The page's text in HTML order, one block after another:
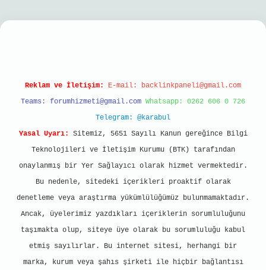
giriş
Reklam ve İletişim: E-mail: backlinkpaneli@gmail.com
Teams: forumhizmeti@gmail.com Whatsapp: 0262 606 0 726
Telegram: @karabul
Yasal Uyarı:
Sitemiz, 5651 Sayılı Kanun gereğince Bilgi
Teknolojileri ve İletişim Kurumu (BTK) tarafından
onaylanmış bir Yer Sağlayıcı olarak hizmet vermektedir.
Bu nedenle, sitedeki içerikleri proaktif olarak
denetleme veya araştırma yükümlülüğümüz bulunmamaktadır.
Ancak, üyelerimiz yazdıkları içeriklerin sorumluluğunu
taşımakta olup, siteye üye olarak bu sorumluluğu kabul
etmiş sayılırlar. Bu internet sitesi, herhangi bir
marka, kurum veya şahıs şirketi ile hiçbir bağlantısı